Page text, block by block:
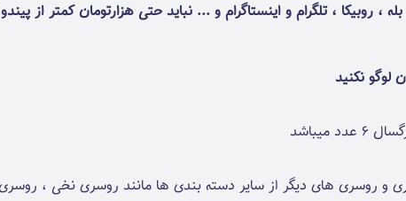
روبیکا ، تلگرام و اینستاگرام و ... نباید حتی هزارتومان کمتر از
نکنید
های دیگر از سایر دسته بندی ها مانند روسری نخی ، روسری